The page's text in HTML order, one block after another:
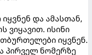
და ამასთან,
ვიყავით. ისინი
იყვნენ.
პირველ ნომერზე